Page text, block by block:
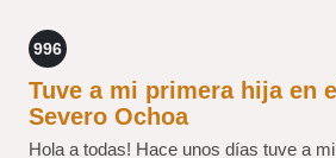
996
Tuve a mi primera hija en
Severo Ochoa
Hola a todas! Hace unos días tuve a